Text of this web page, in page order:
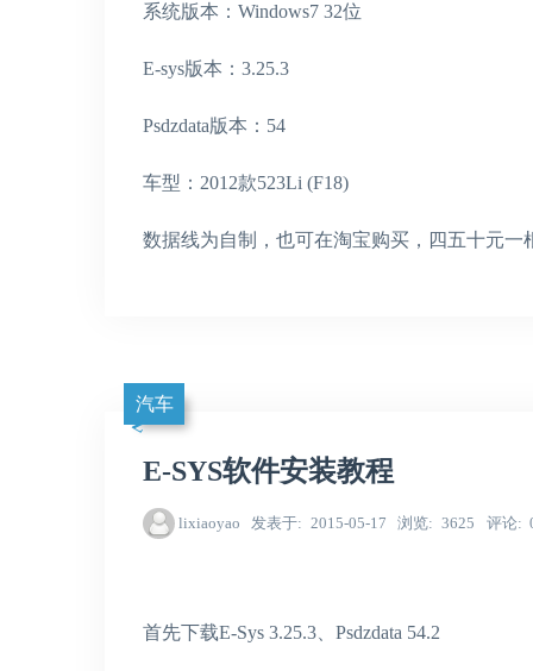
系统版本：Windows7 32位
E-sys版本：3.25.3
Psdzdata版本：54
车型：2012款523Li (F18)
数据线为自制，也可在淘宝购买，四五十元一
汽车
E-SYS软件安装教程
lixiaoyao 发表于 2015-05-17 浏览 3625 评论
首先下载E-Sys 3.25.3、Psdzdata 54.2